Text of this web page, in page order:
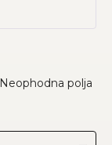
Neophodna polja